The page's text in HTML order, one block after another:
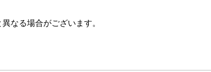
なる場合がございます。